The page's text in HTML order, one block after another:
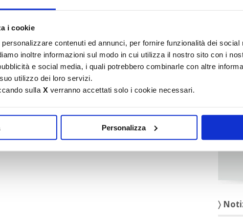
i cookie
contenuti ed annunci, per fornire funzionalità dei social
inoltre informazioni sul modo in cui utilizza il nostro sito con i
e social media, i quali potrebbero combinarle con altre
utilizzo dei loro servizi.
sulla X verranno accettati solo i cookie necessari.
Personalizza
〉
〉